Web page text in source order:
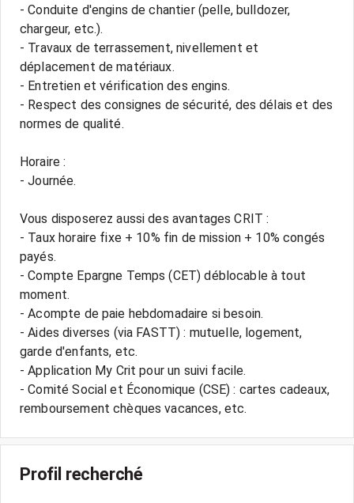
- Conduite d'engins de chantier (pelle, bulldozer,
chargeur, etc.).
- Travaux de terrassement, nivellement et
déplacement de matériaux.
- Entretien et vérification des engins.
- Respect des consignes de sécurité, des délais et des
normes de qualité.
Horaire :
- Journée.
Vous disposerez aussi des avantages CRIT :
- Taux horaire fixe + 10% fin de mission + 10% congés
payés.
- Compte Epargne Temps (CET) déblocable à tout
moment.
- Acompte de paie hebdomadaire si besoin.
- Aides diverses (via FASTT) : mutuelle, logement,
garde d'enfants, etc.
- Application My Crit pour un suivi facile.
- Comité Social et Économique (CSE) : cartes cadeaux,
Profil recherché